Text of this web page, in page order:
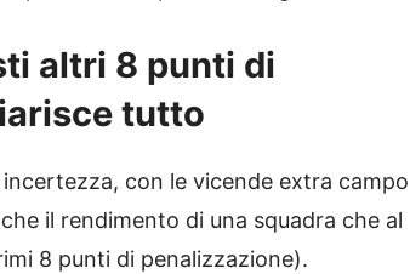
altri 8 punti di
tutto
con le vicende extra campo
il rendimento di una squadra che al
8 punti di penalizzazione).